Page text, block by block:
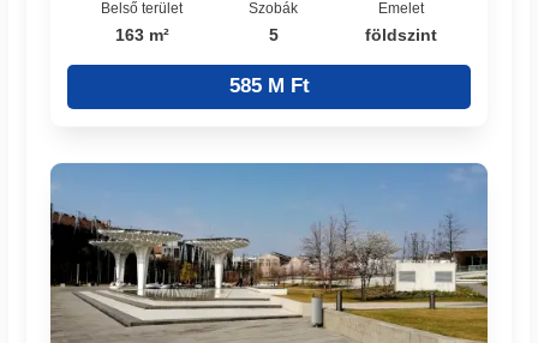
Belső terület
163 m²
Szobák
5
Emelet
földszint
585 M Ft